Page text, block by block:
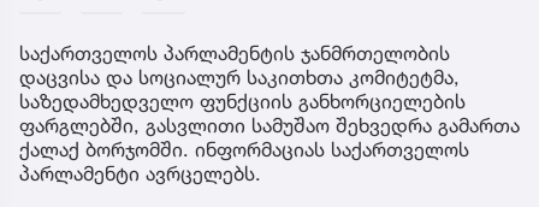
საქართველოს პარლამენტის ჯანმრთელობის
დაცვისა და სოციალურ საკითხთა კომიტეტმა,
საზედამხედველო ფუნქციის განხორციელების
ფარგლებში, გასვლითი სამუშაო შეხვედრა გამართა
ქალაქ ბორჯომში. ინფორმაციას საქართველოს
პარლამენტი ავრცელებს.